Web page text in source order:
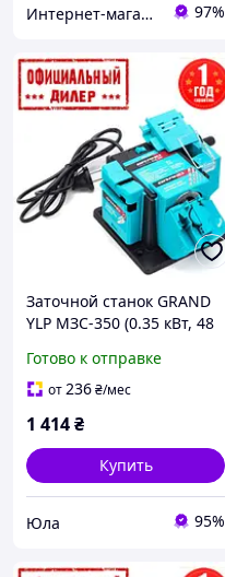
Интернет-магазин "АТМ" 97%
Заточной станок GRAND
YLP МЗС-350 (0.35 кВт, 48
Готово к отправке
от236₴/мес
1 414₴
Купить
Юла 95%